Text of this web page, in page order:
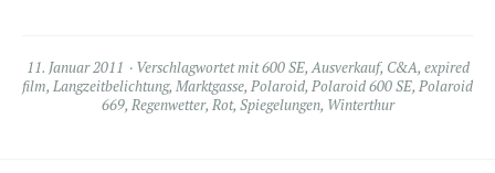
11. Januar 2011 Verschlagwortet mit600 SE,Ausverkauf, C&A, expired
film, Langzeitbelichtung, Marktgasse, Polaroid, Polaroid 600 SE, Polaroid
669, Regenwetter, Rot, Spiegelungen, Winterthur